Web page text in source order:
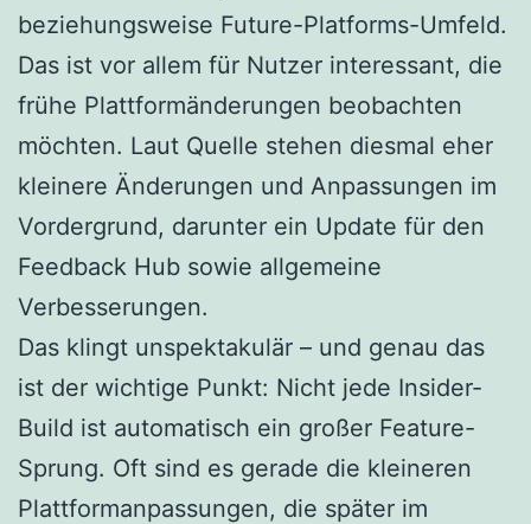
beziehungsweise Future-Platforms-Umfeld.
Das ist vor allem für Nutzer interessant, die
frühe Plattformänderungen beobachten
möchten. Laut Quelle stehen diesmal eher
kleinere Änderungen und Anpassungen im
Vordergrund, darunter ein Update für den
Feedback Hub sowie allgemeine
Verbesserungen.
Das klingt unspektakulär – und genau das
ist der wichtige Punkt: Nicht jede Insider-
Build ist automatisch ein großer Feature-
Sprung. Oft sind es gerade die kleineren
Plattformanpassungen, die später im